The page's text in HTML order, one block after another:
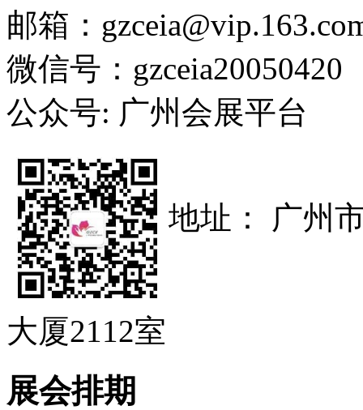
邮箱：
微信号：gzceia20050420
公众号: 广州会展平台
地址： 广州
大厦2112室
展会排期